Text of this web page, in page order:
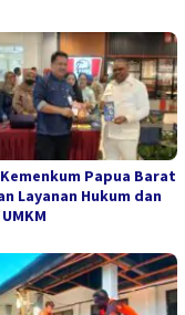
Papua Barat
Layanan Hukum dan